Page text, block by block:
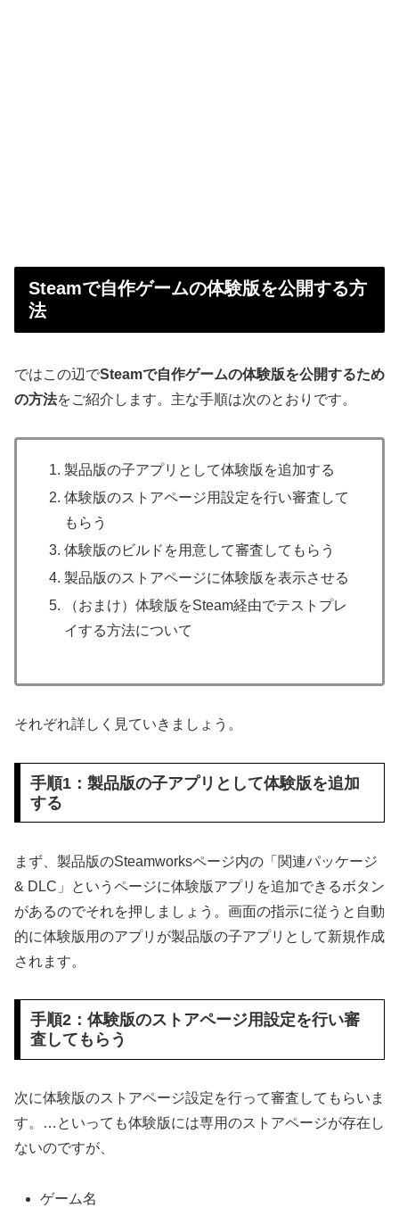
Steamで自作ゲームの体験版を公開する方
法
ではこの辺でSteamで自作ゲームの体験版を公開するため
の方法をご紹介します。主な手順は次のとおりです。
製品版の子アプリとして体験版を追加する
体験版のストアページ用設定を行い審査して
もらう
体験版のビルドを用意して審査してもらう
製品版のストアページに体験版を表示させる
（おまけ）体験版をSteam経由でテストプレ
イする方法について
それぞれ詳しく見ていきましょう。
手順1：製品版の子アプリとして体験版を追加
する
まず、製品版のSteamworksページ内の「関連パッケージ
& DLC」というページに体験版アプリを追加できるボタン
があるのでそれを押しましょう。画面の指示に従うと自動
的に体験版用のアプリが製品版の子アプリとして新規作成
されます。
手順2：体験版のストアページ用設定を行い審
査してもらう
次に体験版のストアページ設定を行って審査してもらいま
す。…といっても体験版には専用のストアページが存在し
ないのですが、
ゲーム名